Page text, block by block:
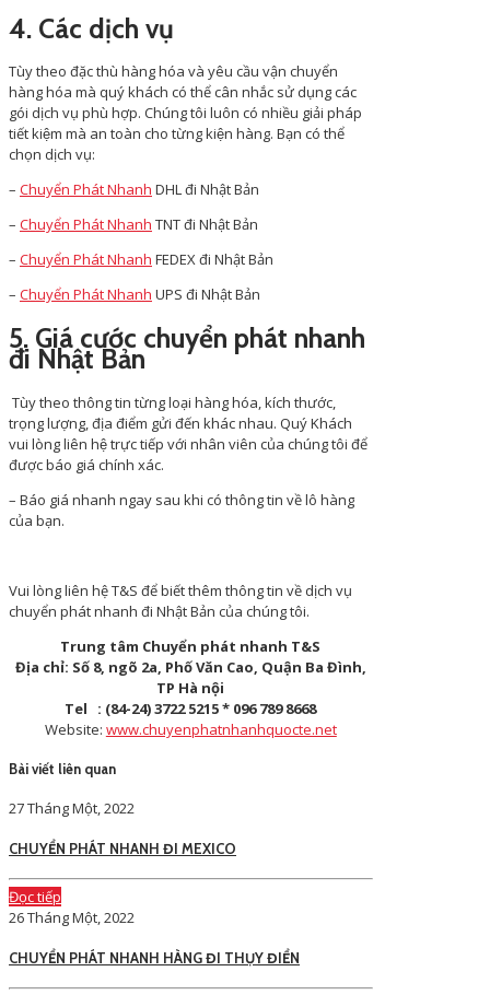
4. Các dịch vụ
Tùy theo đặc thù hàng hóa và yêu cầu vận chuyển
hàng hóa mà quý khách có thể cân nhắc sử dụng các
gói dịch vụ phù hợp. Chúng tôi luôn có nhiều giải pháp
tiết kiệm mà an toàn cho từng kiện hàng. Bạn có thể
chọn dịch vụ:
– Chuyển Phát Nhanh DHL đi Nhật Bản
– Chuyển Phát Nhanh TNT đi Nhật Bản
– Chuyển Phát Nhanh FEDEX đi Nhật Bản
– Chuyển Phát Nhanh UPS đi Nhật Bản
5. Giá cước chuyển phát nhanh
đi Nhật Bản
Tùy theo thông tin từng loại hàng hóa, kích thước,
trọng lượng, địa điểm gửi đến khác nhau. Quý Khách
vui lòng liên hệ trực tiếp với nhân viên của chúng tôi để
được báo giá chính xác.
– Báo giá nhanh ngay sau khi có thông tin về lô hàng
của bạn.
Vui lòng liên hệ T&S để biết thêm thông tin về dịch vụ
chuyển phát nhanh đi Nhật Bản của chúng tôi.
Trung tâm Chuyển phát nhanh T&S
Địa chỉ: Số 8, ngõ 2a, Phố Văn Cao, Quận Ba Đình,
TP Hà nội
Tel : (84-24) 3722 5215 * 096 789 8668
Website: www.chuyenphatnhanhquocte.net
Bài viết liên quan
27 Tháng Một, 2022
CHUYỂN PHÁT NHANH ĐI MEXICO
Đọc tiếp
26 Tháng Một, 2022
CHUYỂN PHÁT NHANH HÀNG ĐI THỤY ĐIỂN